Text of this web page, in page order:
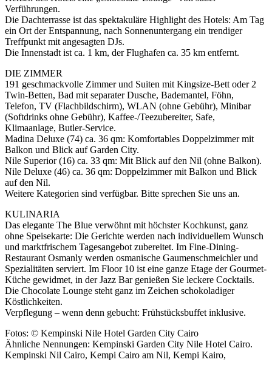
Verführungen.
Die Dachterrasse ist das spektakuläre Highlight des Hotels: Am Tag
ein Ort der Entspannung, nach Sonnenuntergang ein trendiger
Treffpunkt mit angesagten DJs.
Die Innenstadt ist ca. 1 km, der Flughafen ca. 35 km entfernt.
DIE ZIMMER
191 geschmackvolle Zimmer und Suiten mit Kingsize-Bett oder 2
Twin-Betten, Bad mit separater Dusche, Bademantel, Föhn,
Telefon, TV (Flachbildschirm), WLAN (ohne Gebühr), Minibar
(Softdrinks ohne Gebühr), Kaffee-/Teezubereiter, Safe,
Klimaanlage, Butler-Service.
Madina Deluxe (74) ca. 36 qm: Komfortables Doppelzimmer mit
Balkon und Blick auf Garden City.
Nile Superior (16) ca. 33 qm: Mit Blick auf den Nil (ohne Balkon).
Nile Deluxe (46) ca. 36 qm: Doppelzimmer mit Balkon und Blick
auf den Nil.
Weitere Kategorien sind verfügbar. Bitte sprechen Sie uns an.
KULINARIA
Das elegante The Blue verwöhnt mit höchster Kochkunst, ganz
ohne Speisekarte: Die Gerichte werden nach individuellem Wunsch
und marktfrischem Tagesangebot zubereitet. Im Fine-Dining-
Restaurant Osmanly werden osmanische Gaumenschmeichler und
Spezialitäten serviert. Im Floor 10 ist eine ganze Etage der Gourmet-
Küche gewidmet, in der Jazz Bar genießen Sie leckere Cocktails.
Die Chocolate Lounge steht ganz im Zeichen schokoladiger
Köstlichkeiten.
Verpflegung – wenn denn gebucht: Frühstücksbuffet inklusive.
Fotos: © Kempinski Nile Hotel Garden City Cairo
Ähnliche Nennungen: Kempinski Garden City Nile Hotel Cairo.
Kempinski Nil Cairo, Kempi Cairo am Nil, Kempi Kairo,